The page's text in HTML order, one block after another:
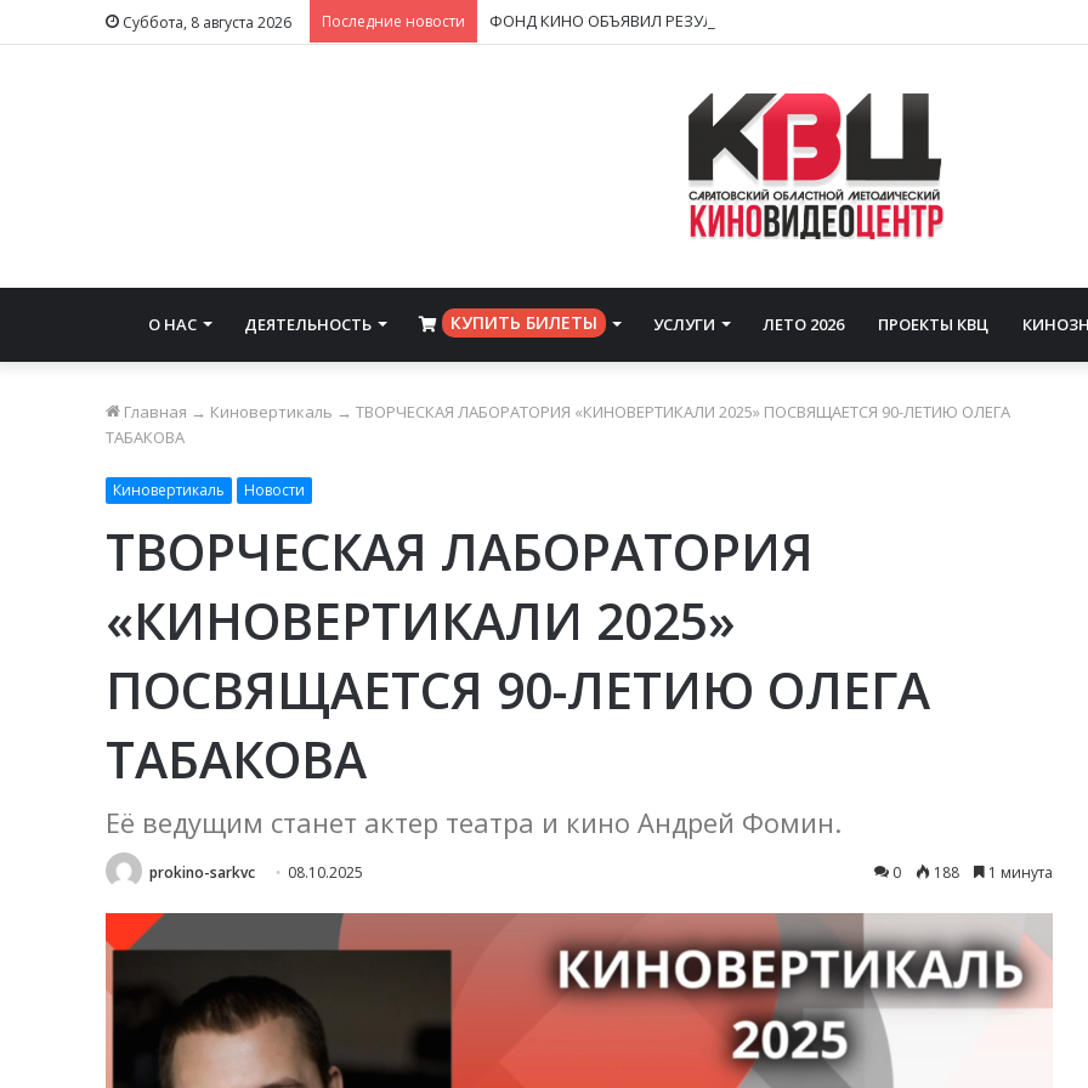
Суббота, 8 августа 2026 Последние новости
О НАС ДЕЯТЕЛЬНОСТЬ ⠀КУПИТЬ БИЛЕТЫ УСЛУГИ ЛЕТО 2026 ПРОЕКТЫ КВЦ
Главная → Киновертикаль → ТВОРЧЕСКАЯ ЛАБОРАТОРИЯ «КИНОВЕРТИКАЛИ 2025» ПОСВЯЩАЕТСЯ 90-ЛЕТИЮ ОЛЕГА
ТАБАКОВА
Киновертикаль Новости
ТВОРЧЕСКАЯ ЛАБОРАТОРИЯ
«КИНОВЕРТИКАЛИ 2025»
ПОСВЯЩАЕТСЯ 90-ЛЕТИЮ ОЛЕГА
ТАБАКОВА
Её ведущим станет актер театра и кино Андрей Фомин.
prokino-sarkvc 08.10.2025 0 188 1 минута